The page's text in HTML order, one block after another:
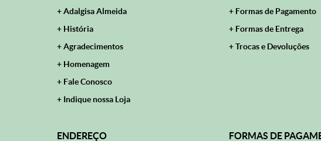
Adalgisa Almeida
História
Agradecimentos
Homenagem
Fale Conosco
Indique nossa Loja
Formas de Pagamento
Formas de Entrega
Trocas e Devoluções
ENDEREÇO FORMAS DE